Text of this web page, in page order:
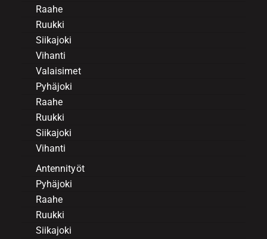
Raahe
Ruukki
Siikajoki
Vihanti
Valaisimet
Pyhäjoki
Raahe
Ruukki
Siikajoki
Vihanti
Antennityöt
Pyhäjoki
Raahe
Ruukki
Siikajoki